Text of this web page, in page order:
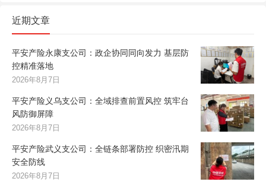
近期文章
平安产险永康支公司：政企协同同向发力 基层防
控精准落地
2026年8月7日
平安产险义乌支公司：全域排查前置风控 筑牢台
风防御屏障
2026年8月7日
平安产险武义支公司：全链条部署防控 织密汛期
安全防线
2026年8月7日